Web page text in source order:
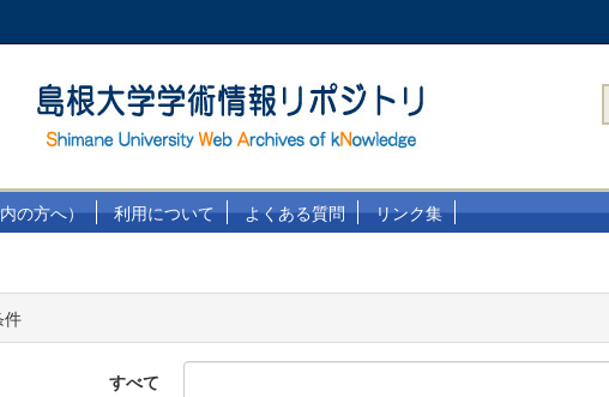
の方へ） 利用について よくある質問 リンク集
件
すべて